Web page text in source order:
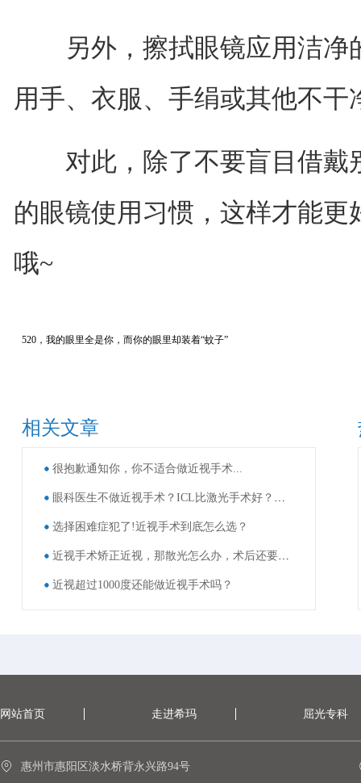
另外，擦拭眼镜应用洁净
用手、衣服、手绢或其他不干
对此，除了不要盲目借戴
的眼镜使用习惯，这样才能
哦~
520，我的眼里全是你，而你的眼里却装着“蚊子”
相关文章
很抱歉通知你，你不适合做近视手术...
眼科医生不做近视手术？ICL比激光手术好？这些近视手术谣言，别再信了！
选择困难症犯了!近视手术到底怎么选？
近视手术矫正近视，那散光怎么办，术后还要戴眼镜吗？
近视超过1000度还能做近视手术吗？
网站首页 走进希玛 屈光专科
惠州市惠阳区淡水桥背永兴路94号